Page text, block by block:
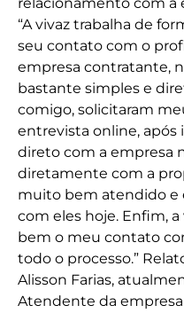
“A vivaz trabalha de
seu contato com o
empresa contratante,
bastante simples e
comigo, solicitaram
entrevista online, após
direto com a empresa
diretamente com a
muito bem atendido e
com eles hoje. Enfim,
bem o meu contato
todo o processo.”
Alisson Farias,
Atendente da